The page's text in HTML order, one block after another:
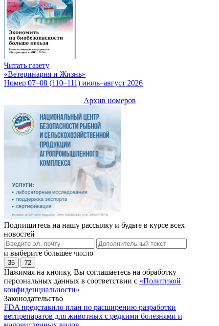
Читать газету
«Ветеринария и Жизнь»
Номер 07–08 (110–111) июль–август 2026
Архив номеров
Подпишитесь на нашу рассылку и будьте в курсе всех
новостей
и выберите большее число
35 72
Нажимая на кнопку, Вы соглашаетесь на обработку
персональных данных в соответствии с «Политикой
конфиденциальности»
Законодательство
FDA представило план по расширению разработки
ветпрепаратов для животных с редкими болезнями и